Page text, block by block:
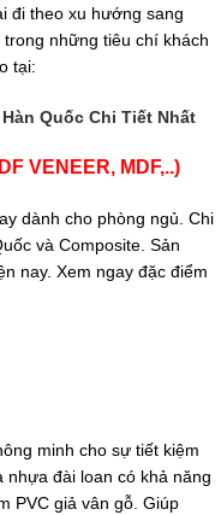
đi theo xu hướng sang
những tiêu chí khách
tại:
Quốc Chi Tiết Nhất
VENEER, MDF,..)
dành cho phòng ngủ. Chi
và Composite. Sản
nay. Xem ngay đặc điểm
minh cho sự tiết kiệm
đài loan có khả năng
PVC giả vân gỗ. Giúp